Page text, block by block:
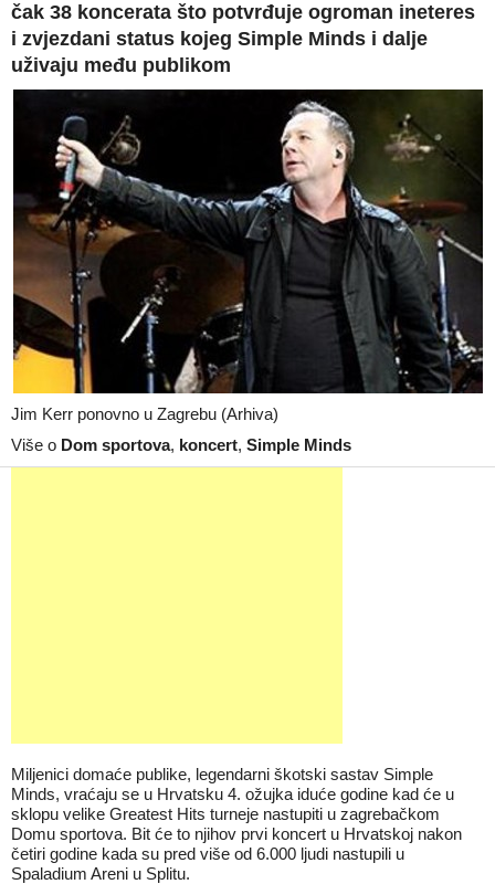
čak 38 koncerata što potvrđuje ogroman ineteres
i zvjezdani status kojeg Simple Minds i dalje
uživaju među publikom
Jim Kerr ponovno u Zagrebu (Arhiva)
Više o Dom sportova, koncert, Simple Minds
Miljenici domaće publike, legendarni škotski sastav Simple
Minds, vraćaju se u Hrvatsku 4. ožujka iduće godine kad će u
sklopu velike Greatest Hits turneje nastupiti u zagrebačkom
Domu sportova. Bit će to njihov prvi koncert u Hrvatskoj nakon
četiri godine kada su pred više od 6.000 ljudi nastupili u
Spaladium Areni u Splitu.